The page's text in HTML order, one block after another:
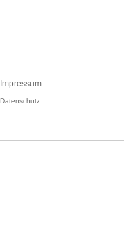
Impressum
Datenschutz